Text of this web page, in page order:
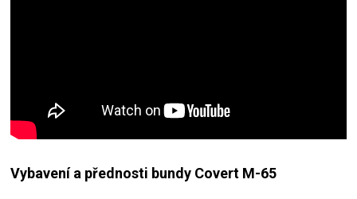
Vybavení a přednosti bundy Covert M-65